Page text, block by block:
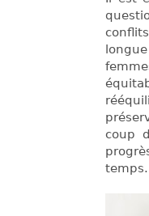
coup
temps.